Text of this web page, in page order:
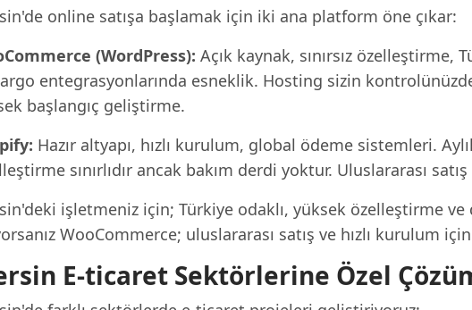
online satışa başlamak için iki ana platform öne çıkar:
(WordPress): Açık kaynak, sınırsız özelleştirme,
entegrasyonlarında esneklik. Hosting sizin
başlangıç geliştirme.
Hazır altyapı, hızlı kurulum, global ödeme sistemleri.
sınırlıdır ancak bakım derdi yoktur. Uluslararası satış
işletmeniz için; Türkiye odaklı, yüksek özelleştirme
WooCommerce; uluslararası satış ve hızlı kurulum
E-ticaret Sektörlerine Özel